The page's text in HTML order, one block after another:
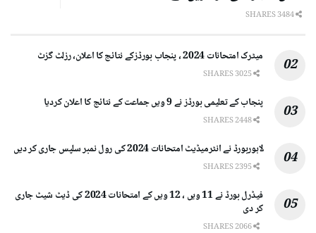
میٹرک امتحانات 2024 ، پنجاب بورڈزکے نتائج کا اعلان، رزلٹ گزٹ
پنجاب کے تعلیمی بورڈز نے 9 ویں جماعت کے نتائج کا اعلان کردیا
لاہوربورڈ نے انٹرمیڈیٹ امتحانات 2024 کی رول نمبر سلپس جاری کر دیں
فیڈرل بورڈ نے 11 ویں ، 12 ویں کے امتحانات 2024 کی ڈیٹ شیٹ جاری
کر دی